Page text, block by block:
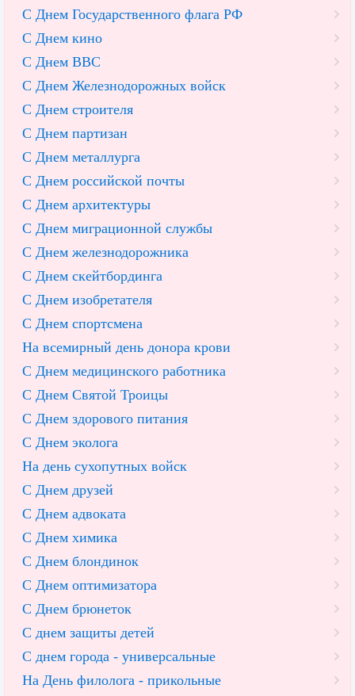
С Днем Государственного флага РФ
С Днем кино
С Днем ВВС
С Днем Железнодорожных войск
С Днем строителя
С Днем партизан
С Днем металлурга
С Днем российской почты
С Днем архитектуры
С Днем миграционной службы
С Днем железнодорожника
С Днем скейтбординга
С Днем изобретателя
С Днем спортсмена
На всемирный день донора крови
С Днем медицинского работника
С Днем Святой Троицы
С Днем здорового питания
С Днем эколога
На день сухопутных войск
С Днем друзей
С Днем адвоката
С Днем химика
С Днем блондинок
С Днем оптимизатора
С Днем брюнеток
С днем защиты детей
С днем города - универсальные
На День филолога - прикольные